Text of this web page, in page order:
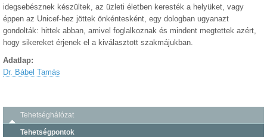
idegsebésznek készültek, az üzleti életben keresték a helyüket, vagy
éppen az Unicef-hez jöttek önkéntesként, egy dologban ugyanazt
gondolták: hittek abban, amivel foglalkoznak és mindent megtettek azért,
hogy sikereket érjenek el a kiválasztott szakmájukban.
Adatlap:
Dr. Bábel Tamás
Tehetséghálózat
Tehetségpontok